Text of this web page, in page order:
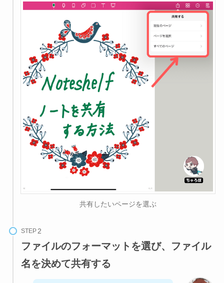
共有したいページを選ぶ
STEP
ファイルのフォーマットを選び、ファイル
名を決めて共有する